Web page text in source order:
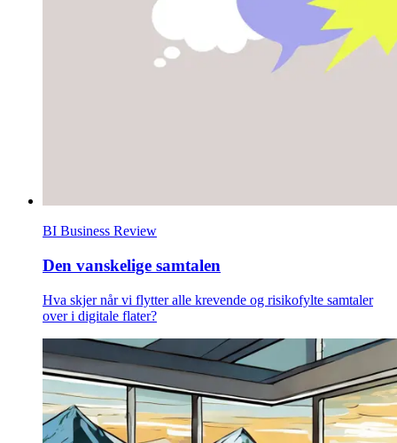
BI Business Review
Den vanskelige samtalen
Hva skjer når vi flytter alle krevende og risikofylte samtaler
over i digitale flater?